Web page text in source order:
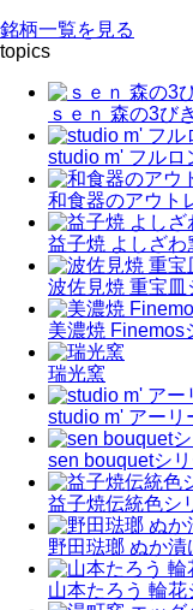
銘柄一覧を見る
topics
ｓｅｎ 森の3び
studio m' フルロ
和食器のアウト
益子焼 よしざわ
波佐見焼 重宝皿
美濃焼 Finemos
瑞光窯
studio m' アーリ
sen bouquetシ
益子焼伝統色シ
野田琺瑯 ぬか漬
山本たろう 輪花